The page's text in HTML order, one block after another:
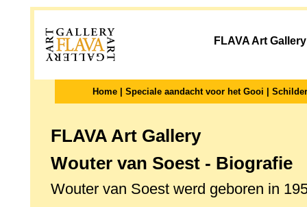
FLAVA Art
Home Speciale aandacht voor het Gooi
FLAVA Art Gallery
Wouter van Soest - Biografie
Wouter van Soest werd geboren in